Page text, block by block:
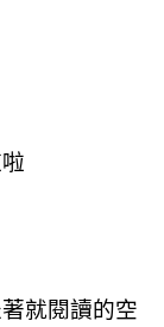
就閱讀的空